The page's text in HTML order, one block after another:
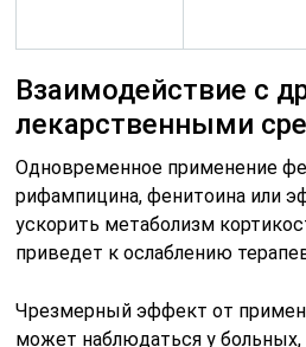
Взаимодействие с
лекарственными
Одновременное применение
рифампицина, фенитоина или
ускорить метаболизм
приведет к ослаблению
Чрезмерный эффект от
может наблюдаться у